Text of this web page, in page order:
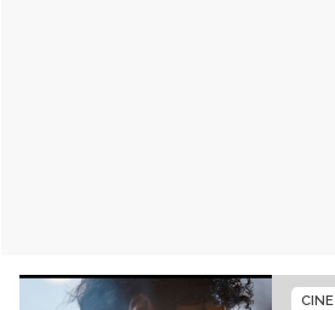
CINE